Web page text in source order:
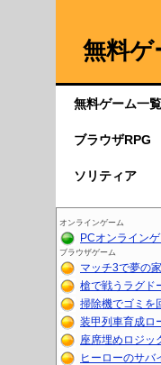
無料
無料ゲーム一覧
ブラウザRPG
ソリティア
オンラインゲーム
PCオンライン
ブラウザゲーム
マッチ3で夢の
槍で戦うラグド
掃除機でゴミを
装甲列車育成ロ
座席埋めロジッ
ヒーローのサ